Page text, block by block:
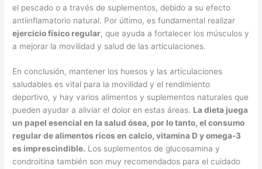
el pescado o a través de suplementos, debido a su efecto
antiinflamatorio natural. Por último, es fundamental realizar
ejercicio físico regular, que ayuda a fortalecer los músculos y
a mejorar la movilidad y salud de las articulaciones.
En conclusión, mantener los huesos y las articulaciones
saludables es vital para la movilidad y el rendimiento
deportivo, y hay varios alimentos y suplementos naturales que
pueden ayudar a aliviar el dolor en estas áreas. La dieta juega
un papel esencial en la salud ósea, por lo tanto, el consumo
regular de alimentos ricos en calcio, vitamina D y omega-3
es imprescindible. Los suplementos de glucosamina y
condroitina también son muy recomendados para el cuidado